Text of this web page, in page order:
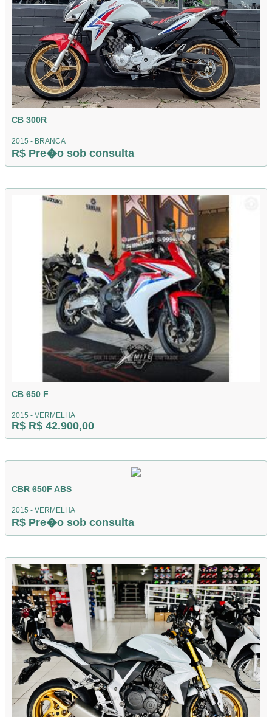
CB 300R
2015 - BRANCA
R$ Pre�o sob consulta
CB 650 F
2015 - VERMELHA
R$ R$ 42.900,00
CBR 650F ABS
2015 - VERMELHA
R$ Pre�o sob consulta